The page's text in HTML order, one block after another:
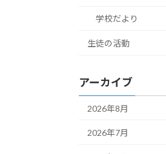
学校だより
生徒の活動
アーカイブ
2026年8月
2026年7月